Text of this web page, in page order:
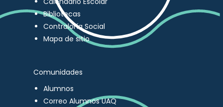
Bibliotecas
Contraloría Social
Mapa de sitio
Comunidades
Alumnos
Correo Alumnos UAQ